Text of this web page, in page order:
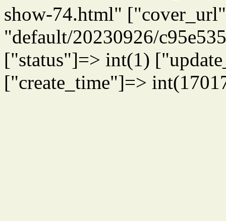
show-74.html"
"default/20230926/
["status"]=> int(1)
["create_time"]=>